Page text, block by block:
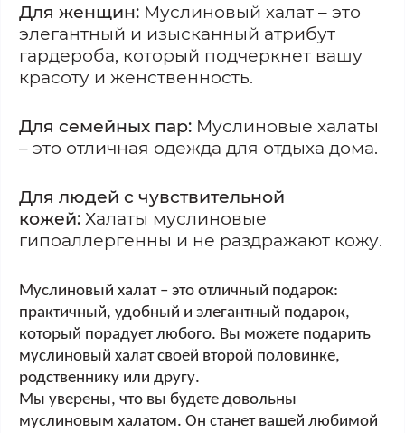
Для женщин: Муслиновый халат – это
элегантный и изысканный атрибут
гардероба, который подчеркнет вашу
красоту и женственность.
Для семейных пар: Муслиновые халаты
– это отличная одежда для отдыха дома.
Для людей с чувствительной
кожей: Халаты муслиновые
гипоаллергенны и не раздражают кожу.
Муслиновый халат – это отличный подарок:
практичный, удобный и элегантный подарок,
который порадует любого. Вы можете подарить
муслиновый халат своей второй половинке,
родственнику или другу.
Мы уверены, что вы будете довольны
муслиновым халатом. Он станет вашей любимой